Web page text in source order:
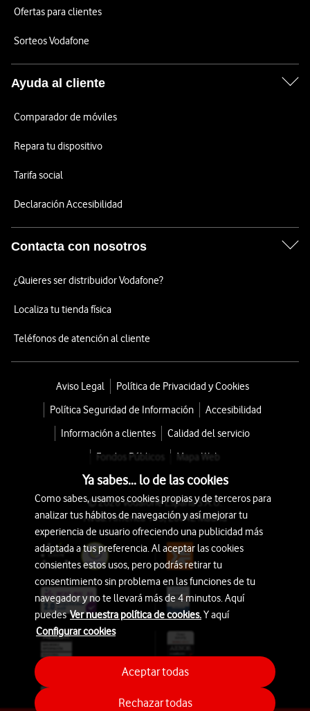
Ofertas para clientes
Sorteos Vodafone
Ayuda al cliente
Comparador de móviles
Repara tu dispositivo
Tarifa social
Declaración Accesibilidad
Contacta con nosotros
¿Quieres ser distribuidor Vodafone?
Localiza tu tienda física
Teléfonos de atención al cliente
Aviso Legal
Política de Privacidad y Cookies
Política Seguridad de Información
Accesibilidad
Información a clientes
Calidad del servicio
Fondos Públicos
Mapa Web
© 2026 Vodafone España S.A.U.
Avda. América 115, 28042 Madrid
Ya sabes... lo de las cookies
Como sabes, usamos cookies propias y de terceros para
analizar tus hábitos de navegación y así mejorar tu
experiencia de usuario ofreciendo una publicidad más
adaptada a tus preferencia. Al aceptar las cookies
consientes estos usos, pero podrás retirar tu
consentimiento sin problema en las funciones de tu
navegador y no te llevará más de 4 minutos. Aquí
puedesVer nuestra política de cookies.Y aquí
Configurar cookies
Rechazar todas
Aceptar todas